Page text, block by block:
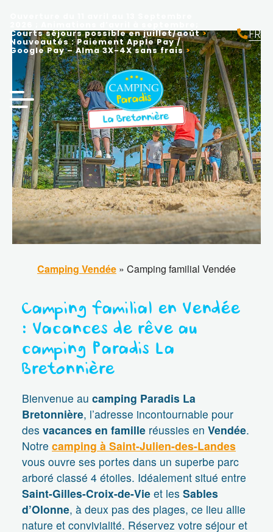
Courts séjours possible en juillet/août
Nouveautés : Paiement Apple Pay /
Google Pay – Alma 3X-4X sans frais
FR
EN
NL
Camping Vendée » Camping familial Vendée
Camping familial en Vendée
: Vacances de rêve au
camping Paradis La
Bretonnière
Bienvenue au camping Paradis La
Bretonnière, l’adresse incontournable pour
des vacances en famille réussies en Vendée.
Notre camping à Saint-Julien-des-Landes
vous ouvre ses portes dans un superbe parc
arboré classé 4 étoiles. Idéalement situé entre
Saint-Gilles-Croix-de-Vie et les Sables
d’Olonne, à deux pas des plages, ce lieu allie
nature et convivialité. Réservez votre séjour et